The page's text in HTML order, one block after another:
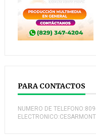
PARA CONTACTOS
NUMERO DE